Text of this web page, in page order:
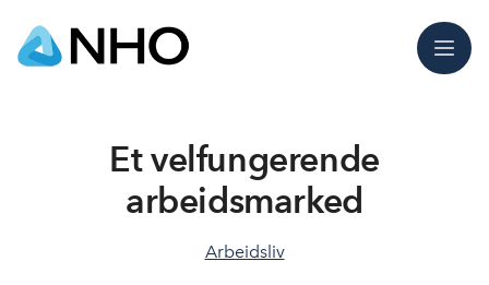
Meny
Et velfungerende
arbeidsmarked
Arbeidsliv